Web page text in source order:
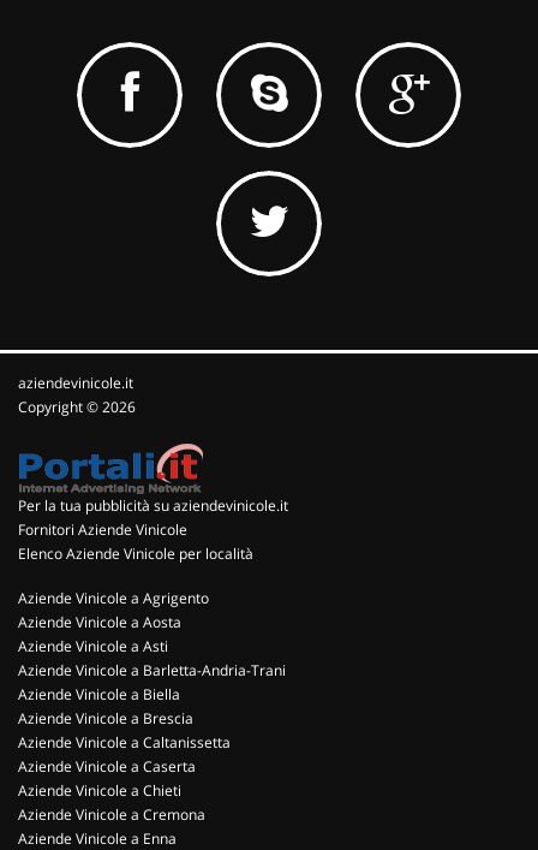
aziendevinicole.it
Copyright © 2026
Per la tua pubblicità su aziendevinicole.it
Fornitori Aziende Vinicole
Elenco Aziende Vinicole per località
Aziende Vinicole a Agrigento
Aziende Vinicole a Aosta
Aziende Vinicole a Asti
Aziende Vinicole a Barletta-Andria-Trani
Aziende Vinicole a Biella
Aziende Vinicole a Brescia
Aziende Vinicole a Caltanissetta
Aziende Vinicole a Caserta
Aziende Vinicole a Chieti
Aziende Vinicole a Cremona
Aziende Vinicole a Enna